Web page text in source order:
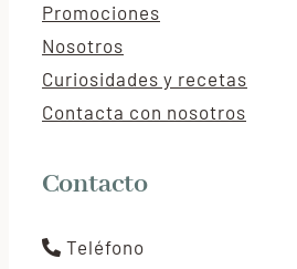
Promociones
Nosotros
Curiosidades y recetas
Contacta con nosotros
Contacto
Teléfono